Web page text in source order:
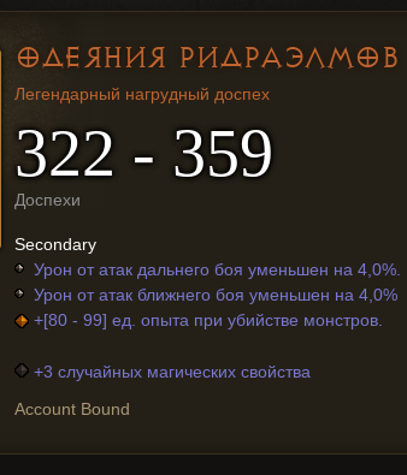
ОДЕЯНИЯ РИДРАЭЛМОВ
Легендарный нагрудный доспех
322 - 359
Доспехи
Secondary
Урон от атак дальнего боя уменьшен на 4,0%.
Урон от атак ближнего боя уменьшен на 4,0%
+[80 - 99] ед. опыта при убийстве монстров.
+3 случайных магических свойства
Account Bound